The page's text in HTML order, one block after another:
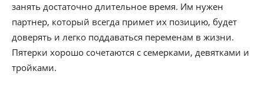
занять достаточно длительное время. Им нужен
партнер, который всегда примет их позицию, будет
доверять и легко поддаваться переменам в жизни.
Пятерки хорошо сочетаются с семерками, девятками и
тройками.